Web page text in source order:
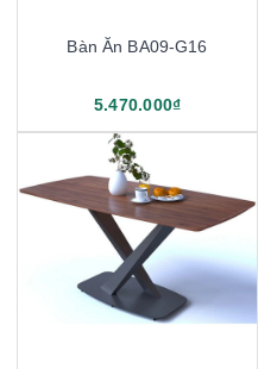
Bàn Ăn BA09-G16
5.470.000₫